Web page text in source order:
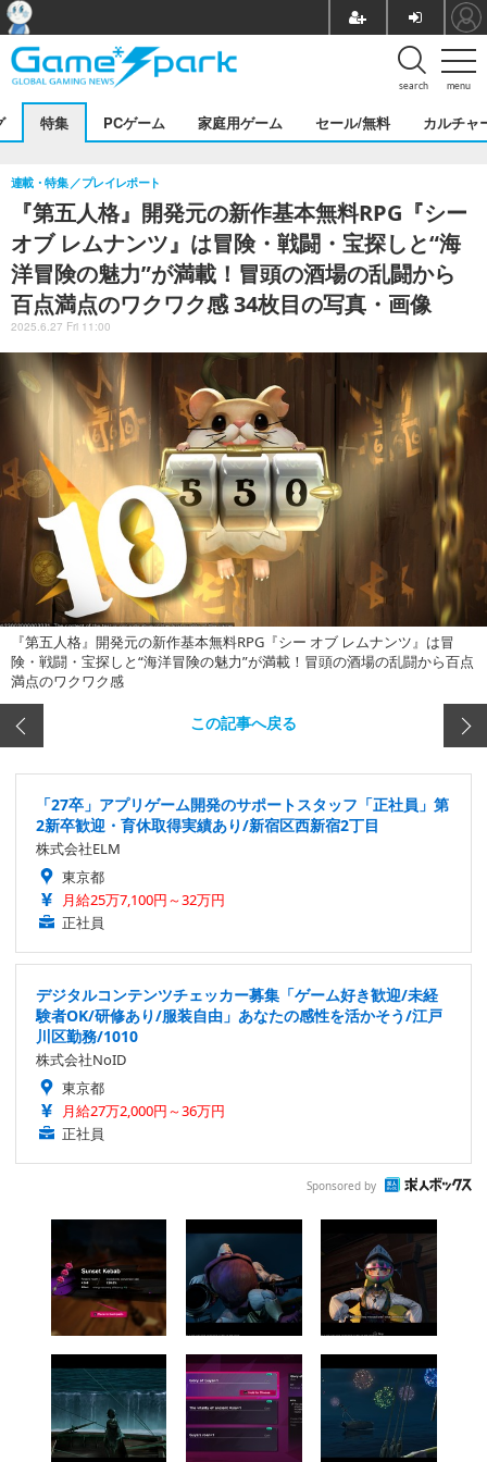
menu
search
特集 PCゲーム 家庭用ゲーム セール/無料 カルチャ
『第五人格』開発元の新作基本無料RPG『シー
オブ レムナンツ』は冒険・戦闘・宝探しと“海
洋冒険の魅力”が満載！冒頭の酒場の乱闘から
百点満点のワクワク感 34枚目の写真・画像
連載・特集 プレイレポート
2025.6.27 Fri 11:00
『第五人格』開発元の新作基本無料RPG『シー オブ レムナンツ』は冒
険・戦闘・宝探しと“海洋冒険の魅力”が満載！冒頭の酒場の乱闘から百点
満点のワクワク感
この記事へ戻る
「27卒」アプリゲーム開発のサポートスタッフ「正社員」第
2新卒歓迎・育休取得実績あり/新宿区西新宿2丁目
株式会社ELM
東京都
月給25万7,100円～32万円
正社員
デジタルコンテンツチェッカー募集「ゲーム好き歓迎/未経
験者OK/研修あり/服装自由」あなたの感性を活かそう/江戸
川区勤務/1010
株式会社NoID
東京都
月給27万2,000円～36万円
正社員
Sponsored by